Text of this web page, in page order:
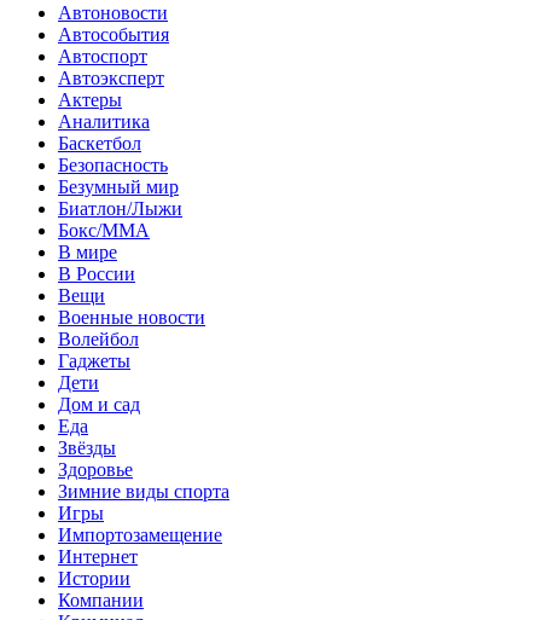
Автоновости
Автособытия
Автоспорт
Автоэксперт
Актеры
Аналитика
Баскетбол
Безопасность
Безумный мир
Биатлон/Лыжи
Бокс/MMA
В мире
В России
Вещи
Военные новости
Волейбол
Гаджеты
Дети
Дом и сад
Еда
Звёзды
Здоровье
Зимние виды спорта
Игры
Импортозамещение
Интернет
Истории
Компании